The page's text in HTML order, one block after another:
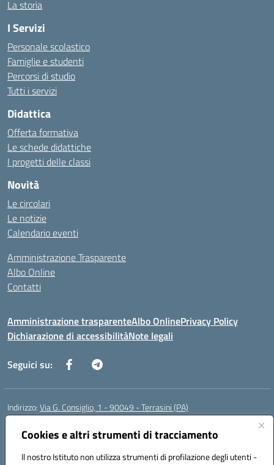
Cookies e altri strumenti di tracciamento
Il nostro Istituto non utilizza strumenti di profilazione degli utenti -
La storia
I Servizi
Personale scolastico
Famiglie e studenti
Percorsi di studio
Tutti i servizi
Didattica
Offerta formativa
Le schede didattiche
I progetti delle classi
Novità
Le circolari
Le notizie
Calendario eventi
Amministrazione Trasparente
Albo Online
Contatti
Amministrazione trasparenteAlbo OnlinePrivacy Policy
Dichiarazione di accessibilitàNote legali
Seguici su:
Indirizzo:Via G. Consiglio, 1 - 90049 - Terrasini (PA)
Centralino:
Posta elettronica certificata (PEC):paic88700d@pec.istruzione.it
Codice fiscale: 80025710825